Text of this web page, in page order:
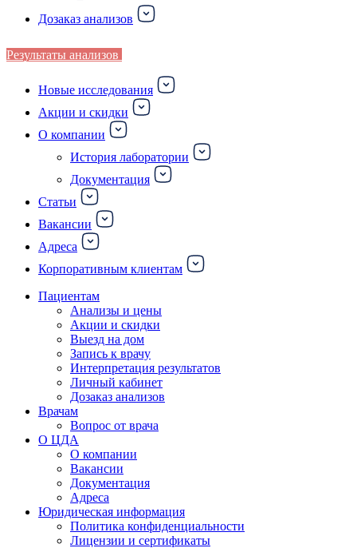
Дозаказ анализов
Результаты анализов
Новые исследования
Акции и скидки
О компании
История лаборатории
Документация
Статьи
Вакансии
Адреса
Корпоративным клиентам
Пациентам
Анализы и цены
Акции и скидки
Выезд на дом
Запись к врачу
Интерпретация результатов
Личный кабинет
Дозаказ анализов
Врачам
Вопрос от врача
О ЦДА
О компании
Вакансии
Документация
Адреса
Юридическая информация
Политика конфиденциальности
Лицензии и сертификаты